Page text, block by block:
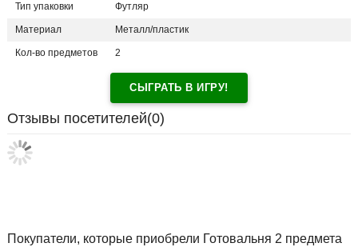
Тип упаковки Футляр
Материал Металл/пластик
Кол-во предметов 2
СЫГРАТЬ В ИГРУ!
Отзывы посетителей(0)
Покупатели, которые приобрели Готовальня 2 предмета